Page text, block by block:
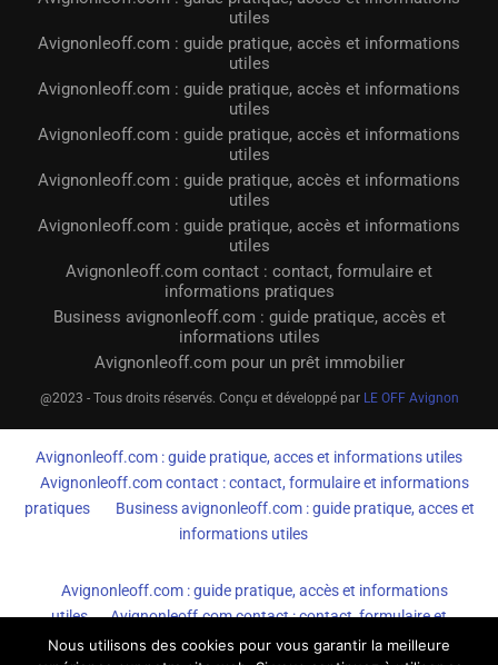
utiles
Avignonleoff.com : guide pratique, accès et informations
utiles
Avignonleoff.com : guide pratique, accès et informations
utiles
Avignonleoff.com : guide pratique, accès et informations
utiles
Avignonleoff.com : guide pratique, accès et informations
utiles
Avignonleoff.com : guide pratique, accès et informations
utiles
Avignonleoff.com contact : contact, formulaire et
informations pratiques
Business avignonleoff.com : guide pratique, accès et
informations utiles
Avignonleoff.com pour un prêt immobilier
@2023 - Tous droits réservés. Conçu et développé par LE OFF Avignon
Avignonleoff.com : guide pratique, acces et informations utiles
Avignonleoff.com contact : contact, formulaire et informations
pratiques
Business avignonleoff.com : guide pratique, acces et
informations utiles
Avignonleoff.com : guide pratique, accès et informations
utiles
Avignonleoff.com contact : contact, formulaire et
informations pratiques
Business avignonleoff.com : guide
Nous utilisons des cookies pour vous garantir la meilleure